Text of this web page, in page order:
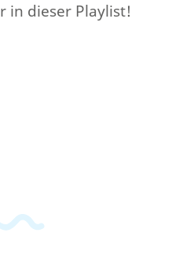
in dieser Playlist!